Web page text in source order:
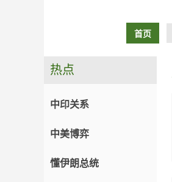
首页
热点
中印关系
中美博弈
懂伊朗总统